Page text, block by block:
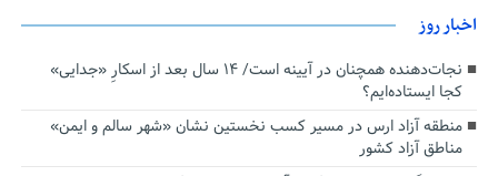
اخبار روز
نجات‌دهنده‌ همچنان در آیینه است/ ۱۴ سال بعد از اسکارِ «جدایی»
کجا ایستاده‌ایم؟
منطقه آزاد ارس در مسیر کسب نخستین نشان «شهر سالم و ایمن»
مناطق آزاد کشور